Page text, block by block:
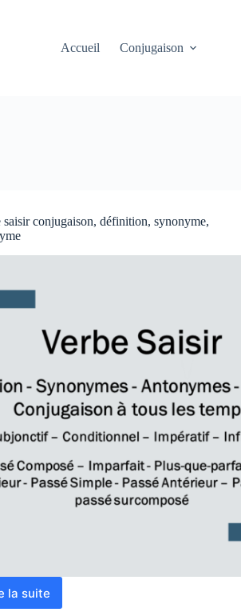
Accueil Conjugaison
saisir conjugaison, définition, synonyme,
la suite
Verbe